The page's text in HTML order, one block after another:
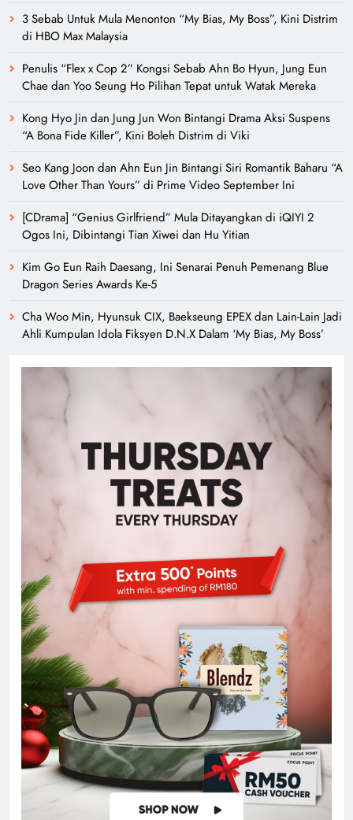
3 Sebab Untuk Mula Menonton “My Bias, My Boss”, Kini Distrim
di HBO Max Malaysia
Penulis “Flex x Cop 2” Kongsi Sebab Ahn Bo Hyun, Jung Eun
Chae dan Yoo Seung Ho Pilihan Tepat untuk Watak Mereka
Kong Hyo Jin dan Jung Jun Won Bintangi Drama Aksi Suspens
“A Bona Fide Killer”, Kini Boleh Distrim di Viki
Seo Kang Joon dan Ahn Eun Jin Bintangi Siri Romantik Baharu “A
Love Other Than Yours” di Prime Video September Ini
[CDrama] “Genius Girlfriend” Mula Ditayangkan di iQIYI 2
Ogos Ini, Dibintangi Tian Xiwei dan Hu Yitian
Kim Go Eun Raih Daesang, Ini Senarai Penuh Pemenang Blue
Dragon Series Awards Ke-5
Cha Woo Min, Hyunsuk CIX, Baekseung EPEX dan Lain-Lain Jadi
Ahli Kumpulan Idola Fiksyen D.N.X Dalam ‘My Bias, My Boss’